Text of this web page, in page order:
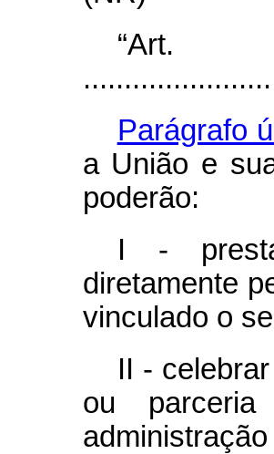
Parágrafo
a União e
poderão:
I -
diretamente
vinculado o
II -
ou